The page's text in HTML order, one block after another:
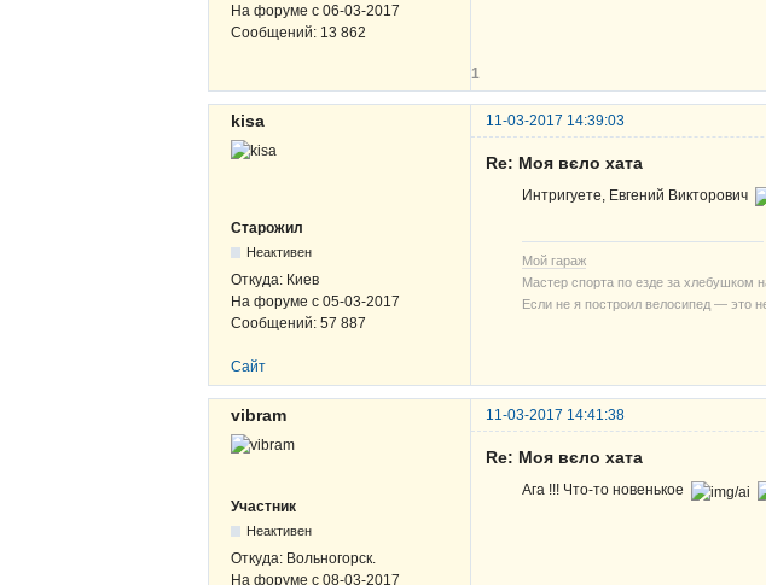
На форуме с 06-03-2017
Сообщений: 13 862
1
kisa 11-03-2017 14:39:03
Старожил
Неактивен
Откуда: Киев
На форуме с 05-03-2017
Сообщений: 57 887
Re: Моя вєло хата
Интригуете, Евгений Викторович
Мой гараж
Мастер спорта по езде за хлебушком
Если не я построил велосипед — это
Сайт
vibram 11-03-2017 14:41:38
Участник
Неактивен
Откуда: Вольногорск.
На форуме с 08-03-2017
Re: Моя вєло хата
Ага !!! Что-то новенькое